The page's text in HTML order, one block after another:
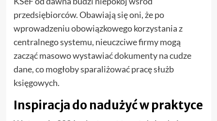
przedsiębiorców. Obawiają się oni, że po
wprowadzeniu obowiązkowego korzystania z
centralnego systemu, nieuczciwe firmy mogą
zacząć masowo wystawiać dokumenty na cudze
dane, co mogłoby sparaliżować pracę służb
księgowych.
Inspiracja do nadużyć w praktyce